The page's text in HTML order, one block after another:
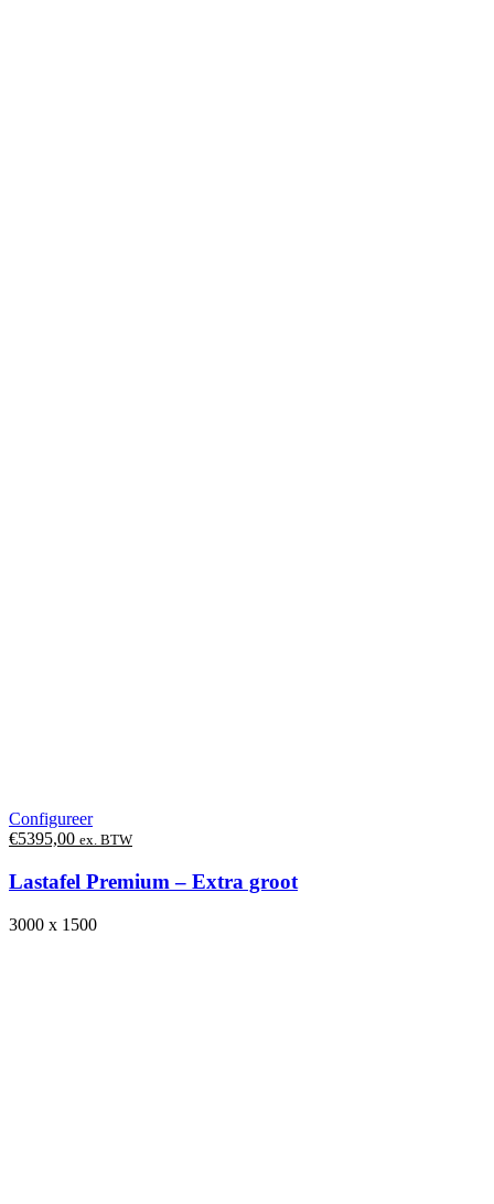
Configureer
€5395,00 ex. BTW
Lastafel Premium – Extra groot
3000 x 1500